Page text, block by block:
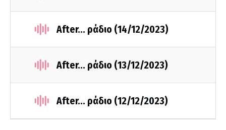
After... ράδιο (14/12/2023)
After... ράδιο (13/12/2023)
After... ράδιο (12/12/2023)